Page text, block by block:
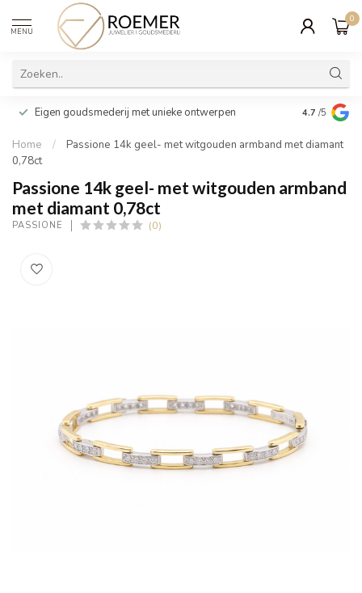
MENU
0
Eigen goudsmederij met unieke ontwerpen Wij
cadeau
4.7 /5
Home /
Passione 14k geel- met witgouden armband met diamant
0,78ct
Passione 14k geel- met witgouden armband
met diamant 0,78ct
PASSIONE (0)